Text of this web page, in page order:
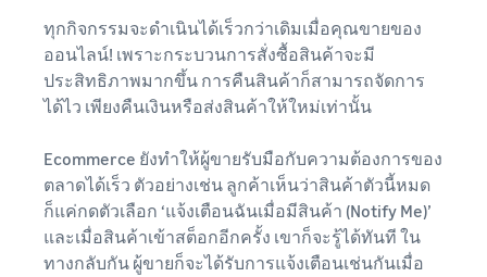
ทุกกิจกรรมจะดำเนินได้เร็วกว่าเดิมเมื่อคุณขายของ
ออนไลน์! เพราะกระบวนการสั่งซื้อสินค้าจะมี
ประสิทธิภาพมากขึ้น การคืนสินค้าก็สามารถจัดการ
ได้ไว เพียงคืนเงินหรือส่งสินค้าให้ใหม่เท่านั้น
Ecommerce ยังทำให้ผู้ขายรับมือกับความต้องการของ
ตลาดได้เร็ว ตัวอย่างเช่น ลูกค้าเห็นว่าสินค้าตัวนี้หมด
ก็แค่กดตัวเลือก ‘แจ้งเตือนฉันเมื่อมีสินค้า (Notify Me)’
และเมื่อสินค้าเข้าสต็อกอีกครั้ง เขาก็จะรู้ได้ทันที ใน
ทางกลับกัน ผู้ขายก็จะได้รับการแจ้งเตือนเช่นกันเมื่อ